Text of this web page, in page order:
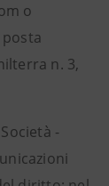
o
n. 3,
-